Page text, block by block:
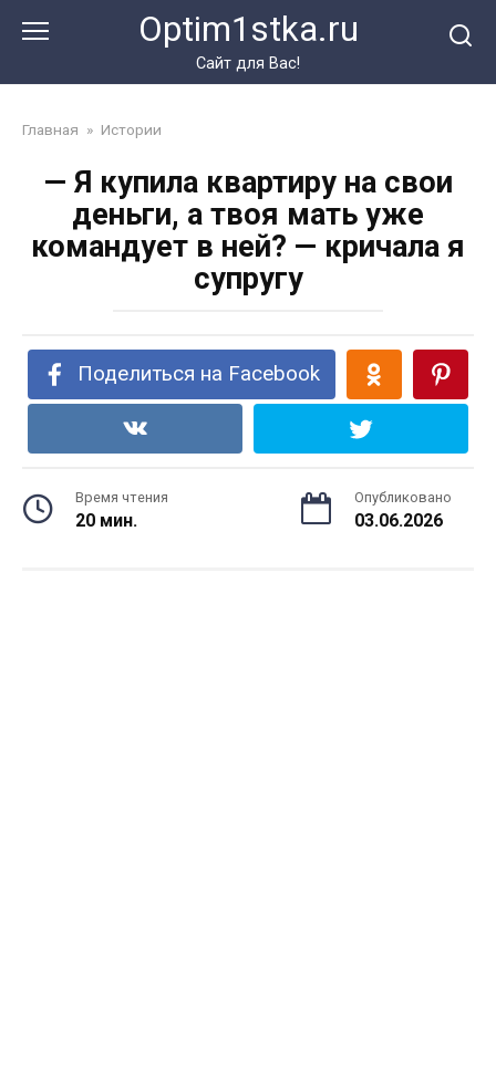
Optim1stka.ru
Сайт для Вас!
Главная » Истории
— Я купила квартиру на свои
деньги, а твоя мать уже
командует в ней? — кричала я
супругу
Поделиться на Facebook
Время чтения
20 мин.
Опубликовано
03.06.2026